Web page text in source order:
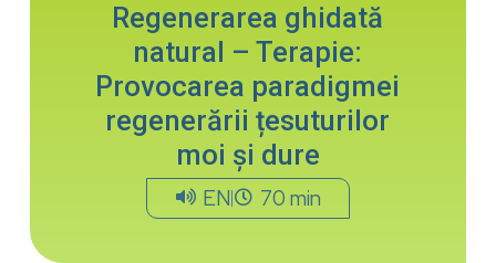
Regenerarea ghidată
natural – Terapie:
Provocarea paradigmei
regenerării țesuturilor
moi și dure
EN 70 min